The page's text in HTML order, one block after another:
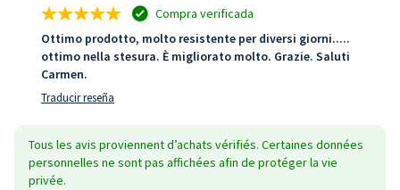
Compra verificada
Ottimo prodotto, molto resistente per diversi giorni.....
ottimo nella stesura. È migliorato molto. Grazie. Saluti
Carmen.
Traducir reseña
Tous les avis proviennent d’achats vérifiés. Certaines données
personnelles ne sont pas affichées afin de protéger la vie
privée.